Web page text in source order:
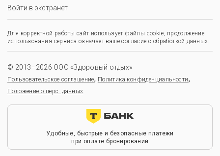
Войти в экстранет
Для корректной работы сайт использует файлы cookie, продолжение
использования сервиса означает ваше согласие с обработкой данных.
© 2013–2026 ООО «Здоровый отдых»
Пользовательское соглашение, Политика конфиденциальности,
Положение о перс. данных
Удобные, быстрые и безопасные платежи
при оплате бронирований